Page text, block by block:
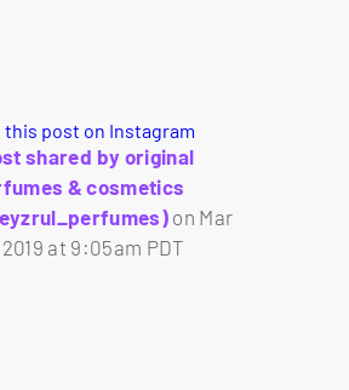
this post on Instagram
shared by original
& cosmetics
on Mar
at 9:05am PDT